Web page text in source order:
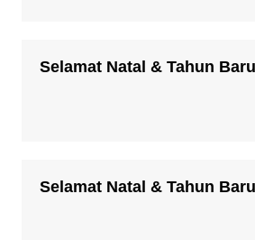
Selamat Natal & Tahun Baru
Selamat Natal & Tahun Baru